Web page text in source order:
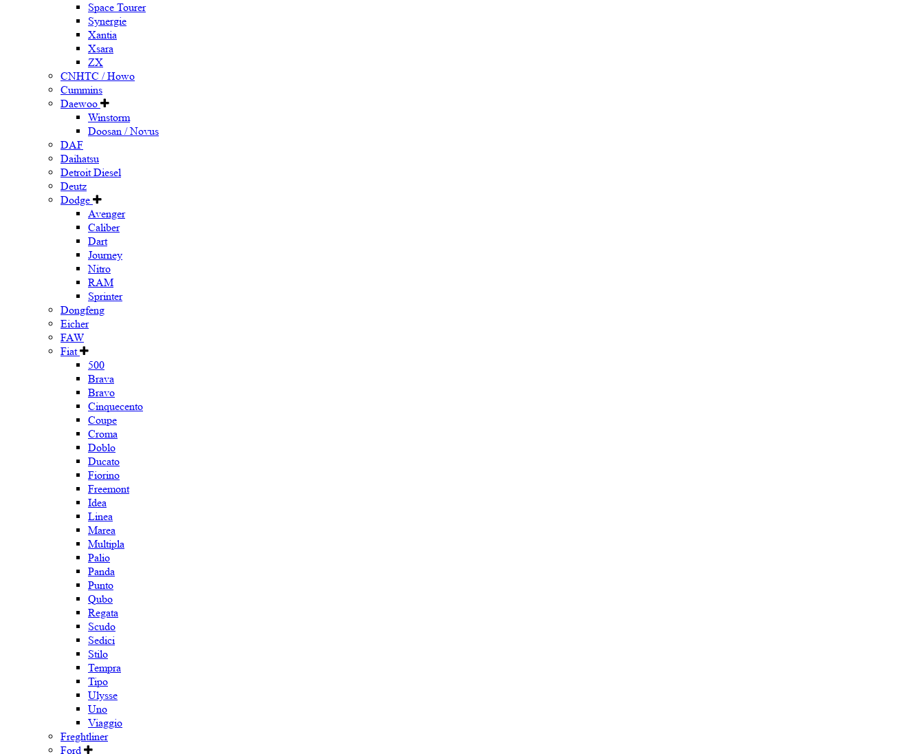
Space Tourer
Synergie
Xantia
Xsara
ZX
CNHTC / Howo
Cummins
Daewoo
Winstorm
Doosan / Novus
DAF
Daihatsu
Detroit Diesel
Deutz
Dodge
Avenger
Caliber
Dart
Journey
Nitro
RAM
Sprinter
Dongfeng
Eicher
FAW
Fiat
500
Brava
Bravo
Cinquecento
Coupe
Croma
Doblo
Ducato
Fiorino
Freemont
Idea
Linea
Marea
Multipla
Palio
Panda
Punto
Qubo
Regata
Scudo
Sedici
Stilo
Tempra
Tipo
Ulysse
Uno
Viaggio
Freghtliner
Ford